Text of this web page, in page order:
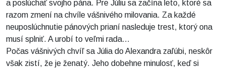
a poslúchať svojho pána. Pre Júliu sa začína leto, ktoré sa
razom zmení na chvíle vášnivého milovania. Za každé
neuposlúchnutie pánových prianí nasleduje trest, ktorý ona
musí splniť. A urobí to veľmi rada...
Počas vášnivých chvíľ sa Júlia do Alexandra zaľúbi, neskôr
však zistí, že je ženatý. Jeho dobehne minulosť, keď si